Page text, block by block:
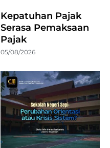
Kepatuhan Pajak
Serasa Pemaksaan
Pajak
05/08/2026